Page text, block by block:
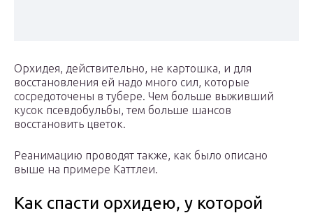
Орхидея, действительно, не картошка, и для
восстановления ей надо много сил, которые
сосредоточены в тубере. Чем больше выживший
кусок псевдобульбы, тем больше шансов
восстановить цветок.
Реанимацию проводят также, как было описано
выше на примере Каттлеи.
Как спасти орхидею, у которой